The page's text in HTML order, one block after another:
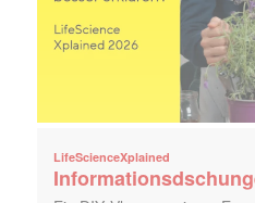
LifeScienceXplained